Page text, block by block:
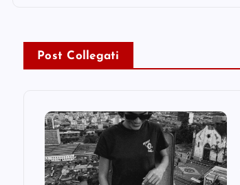
Post Collegati